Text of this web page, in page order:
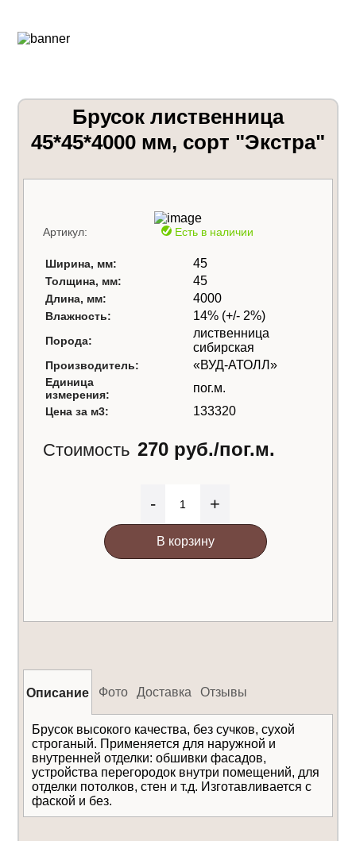
Брусок лиственница
45*45*4000 мм, сорт "Экстра"
Артикул: Есть в наличии
Ширина, мм: 45
Толщина, мм: 45
Длина, мм: 4000
Влажность: 14% (+/- 2%)
Порода:
лиственница
сибирская
Производитель: «ВУД-АТОЛЛ»
Единица
измерения:
пог.м.
Цена за м3: 133320
Стоимость 270 руб./пог.м.
- +
В корзину
Описание Фото Доставка Отзывы
Брусок высокого качества, без сучков, сухой
строганый. Применяется для наружной и
внутренней отделки: обшивки фасадов,
устройства перегородок внутри помещений, для
отделки потолков, стен и т.д. Изготавливается с
фаской и без.